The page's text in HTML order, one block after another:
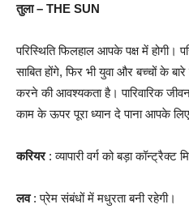
तुला – THE SUN
परिस्थिति फिलहाल आपके पक्ष में होगी।
साबित होंगे, फिर भी युवा और बच्चों के
करने की आवश्यकता है। पारिवारिक
काम के ऊपर पूरा ध्यान दे पाना आपके
करियर : व्यापारी वर्ग को बड़ा
लव: प्रेम संबंधों में मधुरता बनी रहेगी।